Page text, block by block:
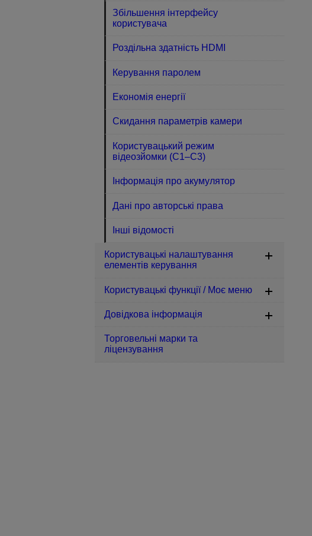
Збільшення інтерфейсу
користувача
Роздільна здатність HDMI
Керування паролем
Економія енергії
Скидання параметрів камери
Користувацький режим
відеозйомки (C1–C3)
Інформація про акумулятор
Дані про авторські права
Інші відомості
Користувацькі налаштування
елементів керування
Користувацькі функції / Моє меню
Довідкова інформація
Торговельні марки та
ліцензування